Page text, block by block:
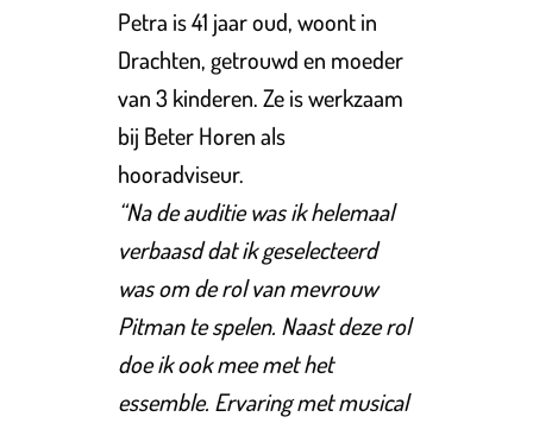
Petra is 41 jaar oud, woont in
Drachten, getrouwd en moeder
van 3 kinderen. Ze is werkzaam
bij Beter Horen als
hooradviseur.
“Na de auditie was ik helemaal
verbaasd dat ik geselecteerd
was om de rol van mevrouw
Pitman te spelen. Naast deze rol
doe ik ook mee met het
essemble. Ervaring met musical